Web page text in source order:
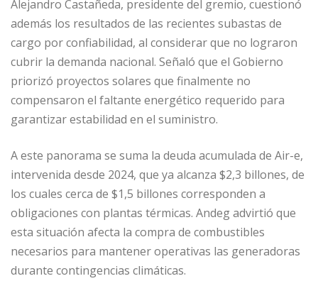
Alejandro Castañeda, presidente del gremio, cuestionó
además los resultados de las recientes subastas de
cargo por confiabilidad, al considerar que no lograron
cubrir la demanda nacional. Señaló que el Gobierno
priorizó proyectos solares que finalmente no
compensaron el faltante energético requerido para
garantizar estabilidad en el suministro.
A este panorama se suma la deuda acumulada de Air-e,
intervenida desde 2024, que ya alcanza $2,3 billones, de
los cuales cerca de $1,5 billones corresponden a
obligaciones con plantas térmicas. Andeg advirtió que
esta situación afecta la compra de combustibles
necesarios para mantener operativas las generadoras
durante contingencias climáticas.